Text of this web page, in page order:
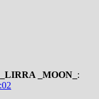
_LIRRA _MOON_ :